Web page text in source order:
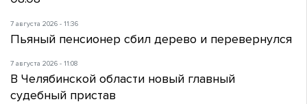
7 августа 2026 - 11:36
Пьяный пенсионер сбил дерево и перевернулся
7 августа 2026 - 11:08
В Челябинской области новый главный
судебный пристав